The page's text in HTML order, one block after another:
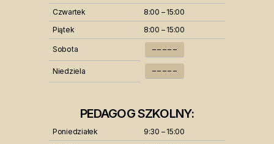
Czwartek
8:00 – 15:00
Piątek
8:00 – 15:00
Sobota – – – – –
Niedziela – – – – –
PEDAGOG SZKOLNY:
Poniedziałek
9:30 – 15:00